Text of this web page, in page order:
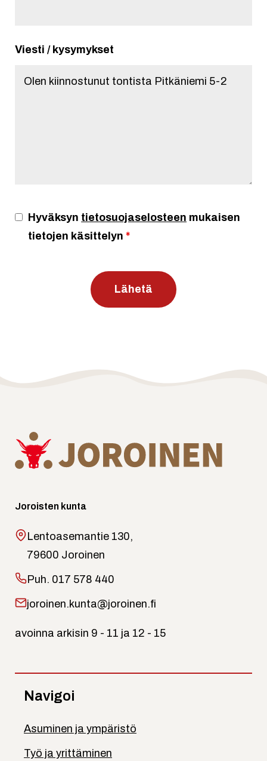
Viesti / kysymykset
Hyväksyn tietosuojaselosteen mukaisen
tietojen käsittelyn*
Joroisten kunta
Lentoasemantie 130,
79600 Joroinen
Puh. 017 578 440
joroinen.kunta@joroinen.fi
avoinna arkisin 9 - 11 ja 12 - 15
Navigoi
Asuminen ja ympäristö
Työ ja yrittäminen